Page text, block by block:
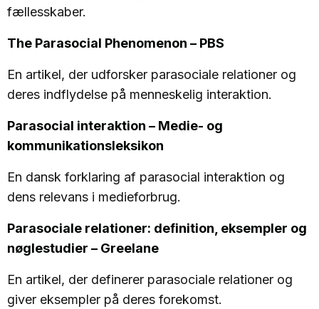
fællesskaber.
The Parasocial Phenomenon – PBS
En artikel, der udforsker parasociale relationer og
deres indflydelse på menneskelig interaktion.
Parasocial interaktion – Medie- og
kommunikationsleksikon
En dansk forklaring af parasocial interaktion og
dens relevans i medieforbrug.
Parasociale relationer: definition, eksempler og
nøglestudier – Greelane
En artikel, der definerer parasociale relationer og
giver eksempler på deres forekomst.